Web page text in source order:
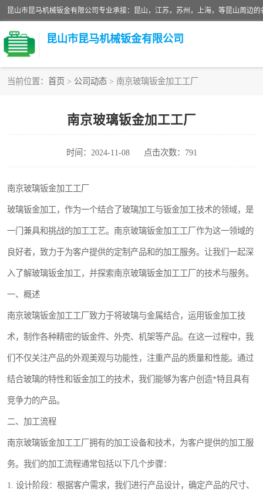
昆山市昆马机械钣金有限公司
当前位置： 首页 > 公司动态 > 南京玻璃钣金加工工厂
南京玻璃钣金加工工厂
时间：2024-11-08 点击次数：791
南京玻璃钣金加工工厂
玻璃钣金加工，作为一个结合了玻璃加工与钣金加工技术的领域，是
一门兼具和挑战的加工工艺。南京玻璃钣金加工工厂作为这一领域的
良好者，致力于为客户提供的定制产品和的加工服务。让我们一起深
入了解玻璃钣金加工，并探索南京玻璃钣金加工工厂的技术与服务。
一、概述
南京玻璃钣金加工工厂致力于将玻璃与金属结合，运用钣金加工技
术，制作各种精密的钣金件、外壳、机架等产品。在这一过程中，我
们不仅关注产品的外观美观与功能性，注重产品的质量和性能。通过
结合玻璃的特性和钣金加工的技术，我们能够为客户创造*特且具有
竞争力的产品。
二、加工流程
南京玻璃钣金加工工厂拥有的加工设备和技术，为客户提供的加工服
务。我们的加工流程通常包括以下几个步骤：
1. 设计阶段：根据客户需求，我们进行产品设计，确定产品的尺寸、
不锈钢钣金加工
中纤板钣金加工
大理石拼花钣金加工
激光切割钣金加工